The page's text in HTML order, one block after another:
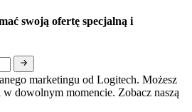
swoją ofertę specjalną i
marketingu od Logitech. Możesz
dowolnym momencie. Zobacz naszą